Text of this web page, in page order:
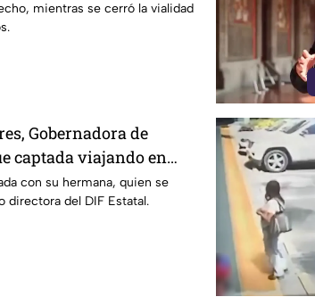
mientras se cerró la vialidad
Gobernadora de
captada viajando en
rumbo a Madrid
con su hermana, quien se
directora del DIF Estatal.